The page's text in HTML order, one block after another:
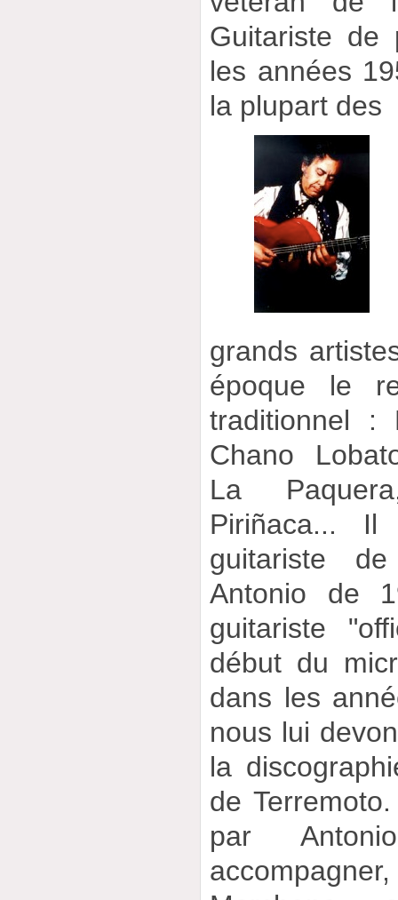
Guitariste de
les années
la plupart des
grands
époque le
traditionnel :
Chano
La
Piriñaca...
guitariste
Antonio de
guitariste
début du
dans les
nous lui
la
de
par